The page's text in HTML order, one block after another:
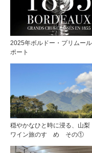
2025年ボルドー・プリムー
ポート
穏やかなひと時に浸る、山梨
ワイン旅のすゝめ その①